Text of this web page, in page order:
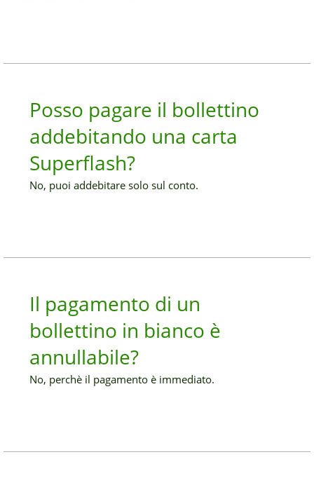
Posso pagare il bollettino
addebitando una carta
Superflash?
No, puoi addebitare solo sul conto.
Il pagamento di un
bollettino in bianco è
annullabile?
No, perchè il pagamento è immediato.